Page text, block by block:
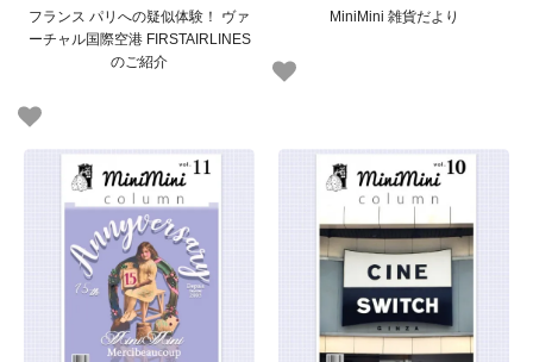
フランス パリへの疑似体験！ ヴァ
ーチャル国際空港 FIRSTAIRLINES
のご紹介
MiniMini 雑貨だより